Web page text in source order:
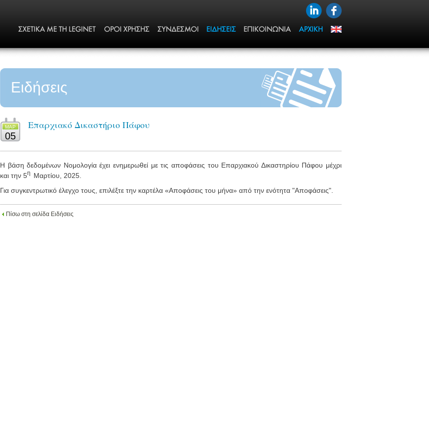
Ειδήσεις
ΜΑΡ
05
Επαρχιακό Δικαστήριο Πάφου
Η βάση δεδομένων Νομολογία έχει ενημερωθεί με τις αποφάσεις του Επαρχιακού Δικαστηρίου Πάφου μέχρι
και την 5η
Μαρτίου, 2025.
Για συγκεντρωτικό έλεγχο τους, επιλέξτε την καρτέλα «Αποφάσεις του μήνα» από την ενότητα "Αποφάσεις".
Πίσω στη σελίδα Ειδήσεις